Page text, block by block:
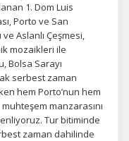
1. Dom Luis
Porto ve San
Aslanlı Çeşmesi,
mozaikleri ile
Bolsa Sarayı
serbest zaman
hem Porto’nun hem
muhteşem manzarasını
Tur bitiminde
zaman dahilinde